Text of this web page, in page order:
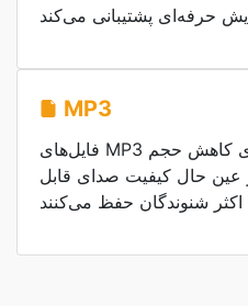
MP3
فایل‌های MP3 از فشرده‌سازی با اتلاف برای کاهش حجم
عین حال کیفیت صدای قابل